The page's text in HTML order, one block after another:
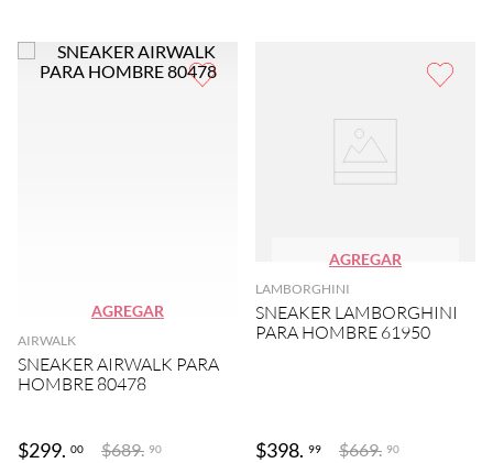
AGREGAR
AIRWALK
SNEAKER AIRWALK PARA
HOMBRE 80478
$299. 00 $689. 90
AGREGAR
LAMBORGHINI
SNEAKER LAMBORGHINI
PARA HOMBRE 61950
$398. 99 $669. 90